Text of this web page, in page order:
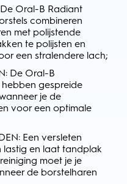
De Oral-B Radiant
combineren
met polijstende
te polijsten en
een stralendere lach;
De Oral-B
gespreide
je de
voor een optimale
Een versleten
en laat tandplak
moet je je
de borstelharen